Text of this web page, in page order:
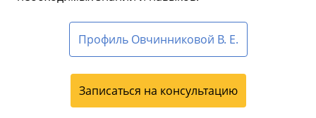
Профиль Овчинниковой В. Е.
Записаться на консультацию